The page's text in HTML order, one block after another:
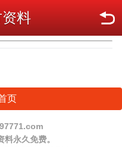
料
页
永久免费。